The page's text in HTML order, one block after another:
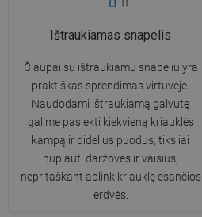
Ištraukiamas snapelis
Čiaupai su ištraukiamu snapeliu yra
praktiškas sprendimas virtuvėje.
Naudodami ištraukiamą galvutę
galime pasiekti kiekvieną kriauklės
kampą ir didelius puodus, tiksliai
nuplauti daržoves ir vaisius,
nepritaškant aplink kriauklę esančios
erdvės.